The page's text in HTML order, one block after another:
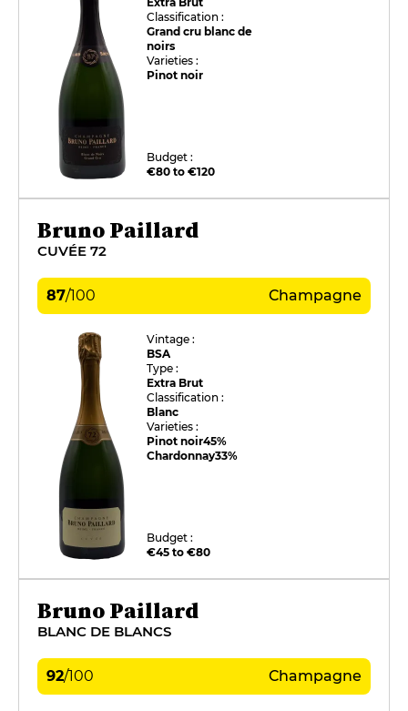
Classification :
Grand cru blanc de
noirs
Varieties :
Pinot noir
Budget :
€80 to €120
Bruno Paillard
CUVÉE 72
87/100 Champagne
Vintage :
BSA
Type :
Extra Brut
Classification :
Blanc
Varieties :
Pinot noir45%
Chardonnay33%
Budget :
€45 to €80
Bruno Paillard
BLANC DE BLANCS
92/100 Champagne